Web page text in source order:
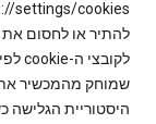
היסטוריית הגלישה